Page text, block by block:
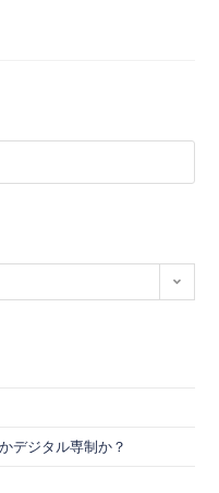
デジタル専制か？